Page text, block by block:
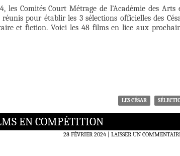
les Comités Court Métrage de l’Académie des Arts
pour établir les 3 sélections officielles des
et fiction. Voici les 48 films en lice aux
LES CÉSAR
EN COMPÉTITION
28 FÉVRIER 2024 LAISSER UN